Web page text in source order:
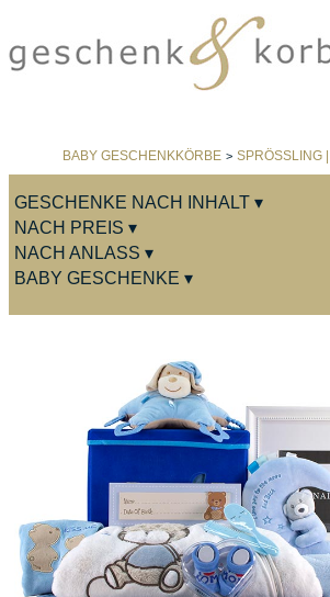
BABY GESCHENKKÖRBE > SPRÖSSLING
GESCHENKE NACH INHALT ▾
NACH PREIS ▾
NACH ANLASS ▾
BABY GESCHENKE ▾